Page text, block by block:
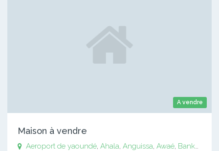
A vendre
Maison à vendre
Aeroport de yaoundé, Ahala Anguissa Awaé, Bankomo